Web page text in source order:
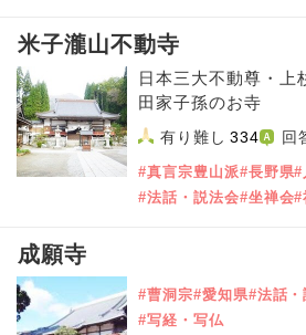
米子瀧山不動寺
日本三大不動尊・上
田家子孫のお寺
有り難し 334 回
#真言宗豊山派#長野県#
#法話・説法会#坐禅会#
成願寺
#曹洞宗#愛知県#法話
#写経・写仏